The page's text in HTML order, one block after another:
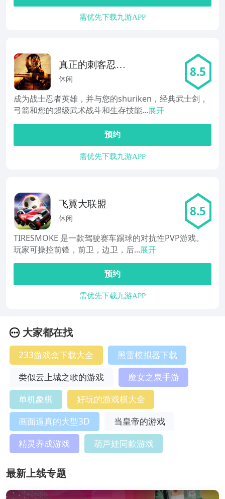
需优先下载九游APP
真正的刺客忍者
战士英雄 - 战斗
休闲 8.5
成为战士忍者英雄，并与您的shuriken，经典武士剑，
弓箭和您的超级武术战斗和生存技能...展开
预约
需优先下载九游APP
飞翼大联盟
休闲 8.5
TIRESMOKE 是一款驾驶赛车踢球的对抗性PVP游戏。
玩家可操控前锋，前卫，边卫，后...展开
预约
需优先下载九游APP
大家都在找
233游戏盒下载大全
黑雷模拟器下载
类似云上城之歌的游戏
魔女之泉手游
单机象棋
好玩的游戏棋大全
画面逼真的大型3D
当皇帝的游戏
精灵养成游戏
葫芦娃同款游戏
最新上线专题